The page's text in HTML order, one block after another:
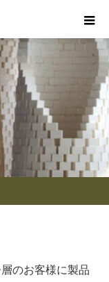
のお客様に製品